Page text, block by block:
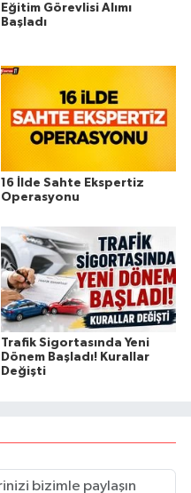
Eğitim Görevlisi Alımı
Başladı
16 İlde Sahte Ekspertiz
Operasyonu
Trafik Sigortasında Yeni
Dönem Başladı! Kurallar
Değişti